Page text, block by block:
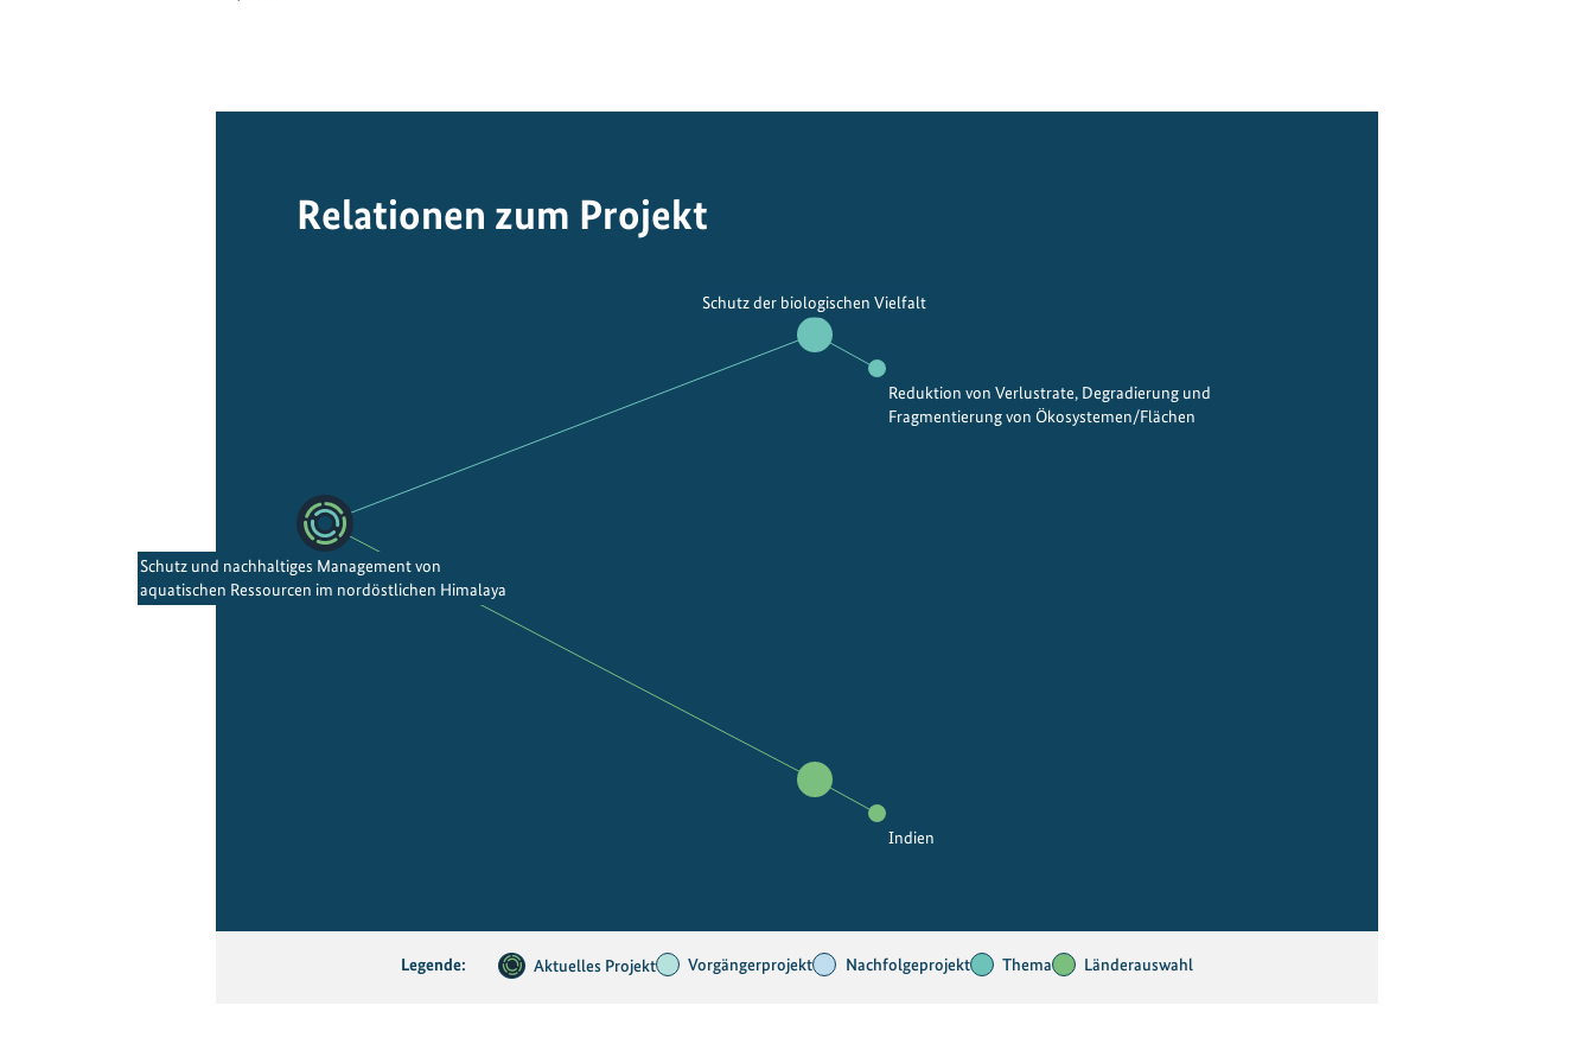
Relationen zum Projekt
Schutz der biologischen Vielfalt
Reduktion von Verlustrate, Degradierung und
Fragmentierung von Ökosystemen/Flächen
Schutz und nachhaltiges Management von
aquatischen Ressourcen im nordöstlichen Himalaya
Indien
Legende: Aktuelles Projekt Vorgängerprojekt Nachfolgeprojekt Thema Länderauswahl